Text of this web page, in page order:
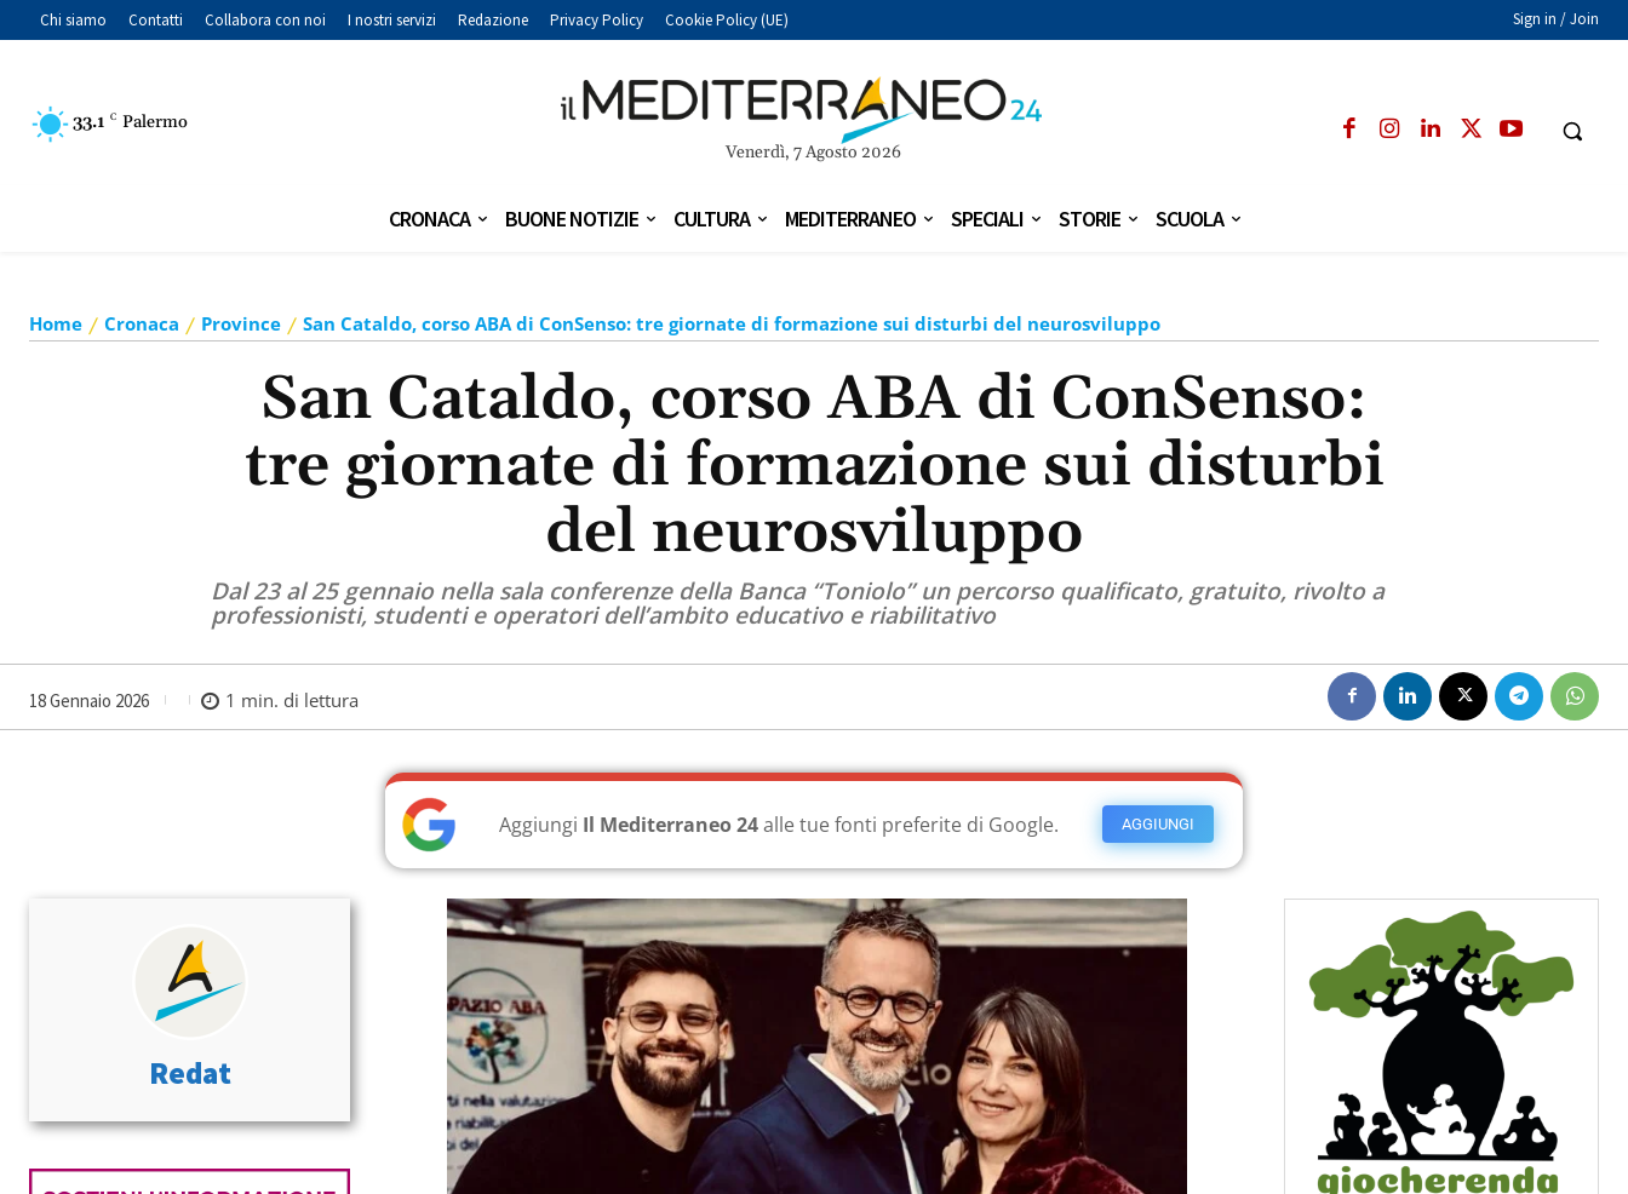
Chi siamo Contatti Collabora con noi I nostri servizi Redazione Privacy Policy Cookie Policy (UE) Sign in / Join
33.1 C Palermo
Venerdì, 7 Agosto 2026
CRONACA BUONE NOTIZIE CULTURA MEDITERRANEO SPECIALI STORIE SCUOLA
Home Cronaca Province San Cataldo, corso ABA di ConSenso: tre giornate di formazione sui disturbi del neurosviluppo
San Cataldo, corso ABA di ConSenso:
tre giornate di formazione sui disturbi
del neurosviluppo
Dal 23 al 25 gennaio nella sala conferenze della Banca “Toniolo” un percorso qualificato, gratuito, rivolto a
professionisti, studenti e operatori dell’ambito educativo e riabilitativo
18 Gennaio 2026 1 min. di lettura
AGGIUNGI
Aggiungi Il Mediterraneo 24alle tue fonti preferite di Google.
Redat